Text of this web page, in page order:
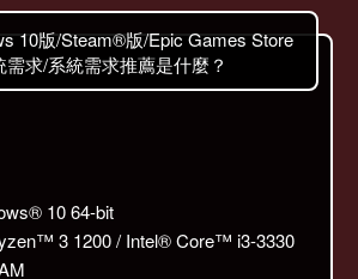
10版/Steam®版/Epic Games Store
求/系統需求推薦是什麼？
10 64-bit
3 1200 / Intel® Core™ i3-3330